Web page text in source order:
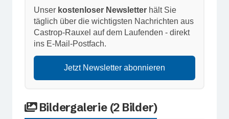
Unser kostenloser Newsletter hält Sie
täglich über die wichtigsten Nachrichten aus
Castrop-Rauxel auf dem Laufenden - direkt
ins E-Mail-Postfach.
Jetzt Newsletter abonnieren
Bildergalerie (2 Bilder)